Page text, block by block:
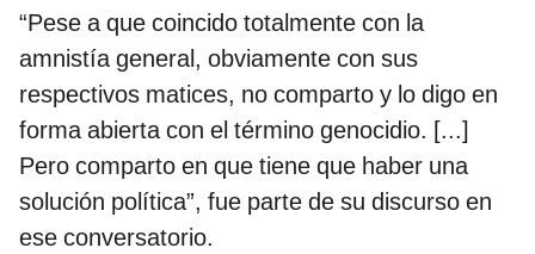
“Pese a que coincido totalmente con la
amnistía general, obviamente con sus
respectivos matices, no comparto y lo digo en
forma abierta con el término genocidio. [...]
Pero comparto en que tiene que haber una
solución política”, fue parte de su discurso en
ese conversatorio.